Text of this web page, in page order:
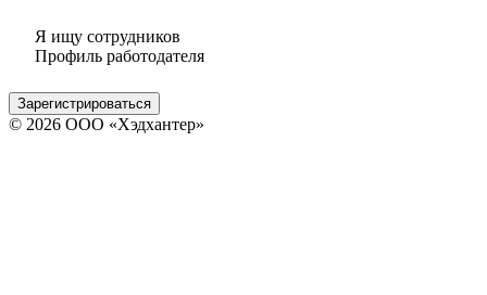
Я ищу сотрудников
Профиль работодателя
Зарегистрироваться
© 2026 ООО «Хэдхантер»